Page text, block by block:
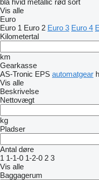
blå hvid metallic rød sort
Vis alle
Euro
Euro 1 Euro 2 Euro 3 Euro 4
Kilometertal
km
Gearkasse
AS-Tronic EPS automatgear
Vis alle
Beskrivelse
Nettovægt
kg
Pladser
Antal døre
1 1-1-0 1-2-0 2 3
Vis alle
Baggagerum